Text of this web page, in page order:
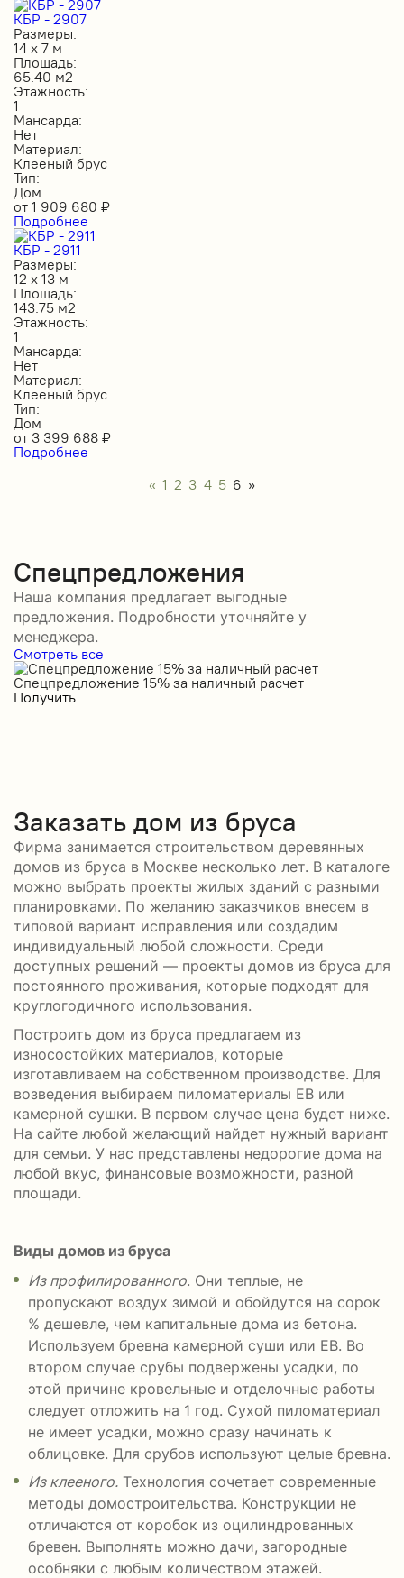
КБР - 2907
Размеры:
14 х 7 м
Площадь:
65.40 м2
Этажность:
1
Мансарда:
Нет
Материал:
Клееный брус
Тип:
Дом
от 1 909 680 ₽
Подробнее
КБР - 2911
Размеры:
12 х 13 м
Площадь:
143.75 м2
Этажность:
1
Мансарда:
Нет
Материал:
Клееный брус
Тип:
Дом
от 3 399 688 ₽
Подробнее
« 1 2 3 4 5 6 »
Спецпредложения
Наша компания предлагает выгодные
предложения. Подробности уточняйте у
менеджера.
Смотреть все
Спецпредложение 15% за наличный расчет
Получить
Заказать дом из бруса
Фирма занимается строительством деревянных
домов из бруса в Москве несколько лет. В каталоге
можно выбрать проекты жилых зданий с разными
планировками. По желанию заказчиков внесем в
типовой вариант исправления или создадим
индивидуальный любой сложности. Среди
доступных решений — проекты домов из бруса для
постоянного проживания, которые подходят для
круглогодичного использования.
Построить дом из бруса предлагаем из
износостойких материалов, которые
изготавливаем на собственном производстве. Для
возведения выбираем пиломатериалы ЕВ или
камерной сушки. В первом случае цена будет ниже.
На сайте любой желающий найдет нужный вариант
для семьи. У нас представлены недорогие дома на
любой вкус, финансовые возможности, разной
площади.
Виды домов из бруса
Из профилированного. Они теплые, не
пропускают воздух зимой и обойдутся на сорок
% дешевле, чем капитальные дома из бетона.
Используем бревна камерной суши или ЕВ. Во
втором случае срубы подвержены усадки, по
этой причине кровельные и отделочные работы
следует отложить на 1 год. Сухой пиломатериал
не имеет усадки, можно сразу начинать к
облицовке. Для срубов используют целые бревна.
Из клееного. Технология сочетает современные
методы домостроительства. Конструкции не
отличаются от коробок из оцилиндрованных
бревен. Выполнять можно дачи, загородные
особняки с любым количеством этажей.